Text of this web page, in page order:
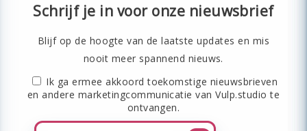
Schrijf je in voor onze nieuwsbrief
Blijf op de hoogte van de laatste updates en mis
nooit meer spannend nieuws.
Ik ga ermee akkoord toekomstige nieuwsbrieven
en andere marketingcommunicatie van Vulp.studio te
ontvangen.